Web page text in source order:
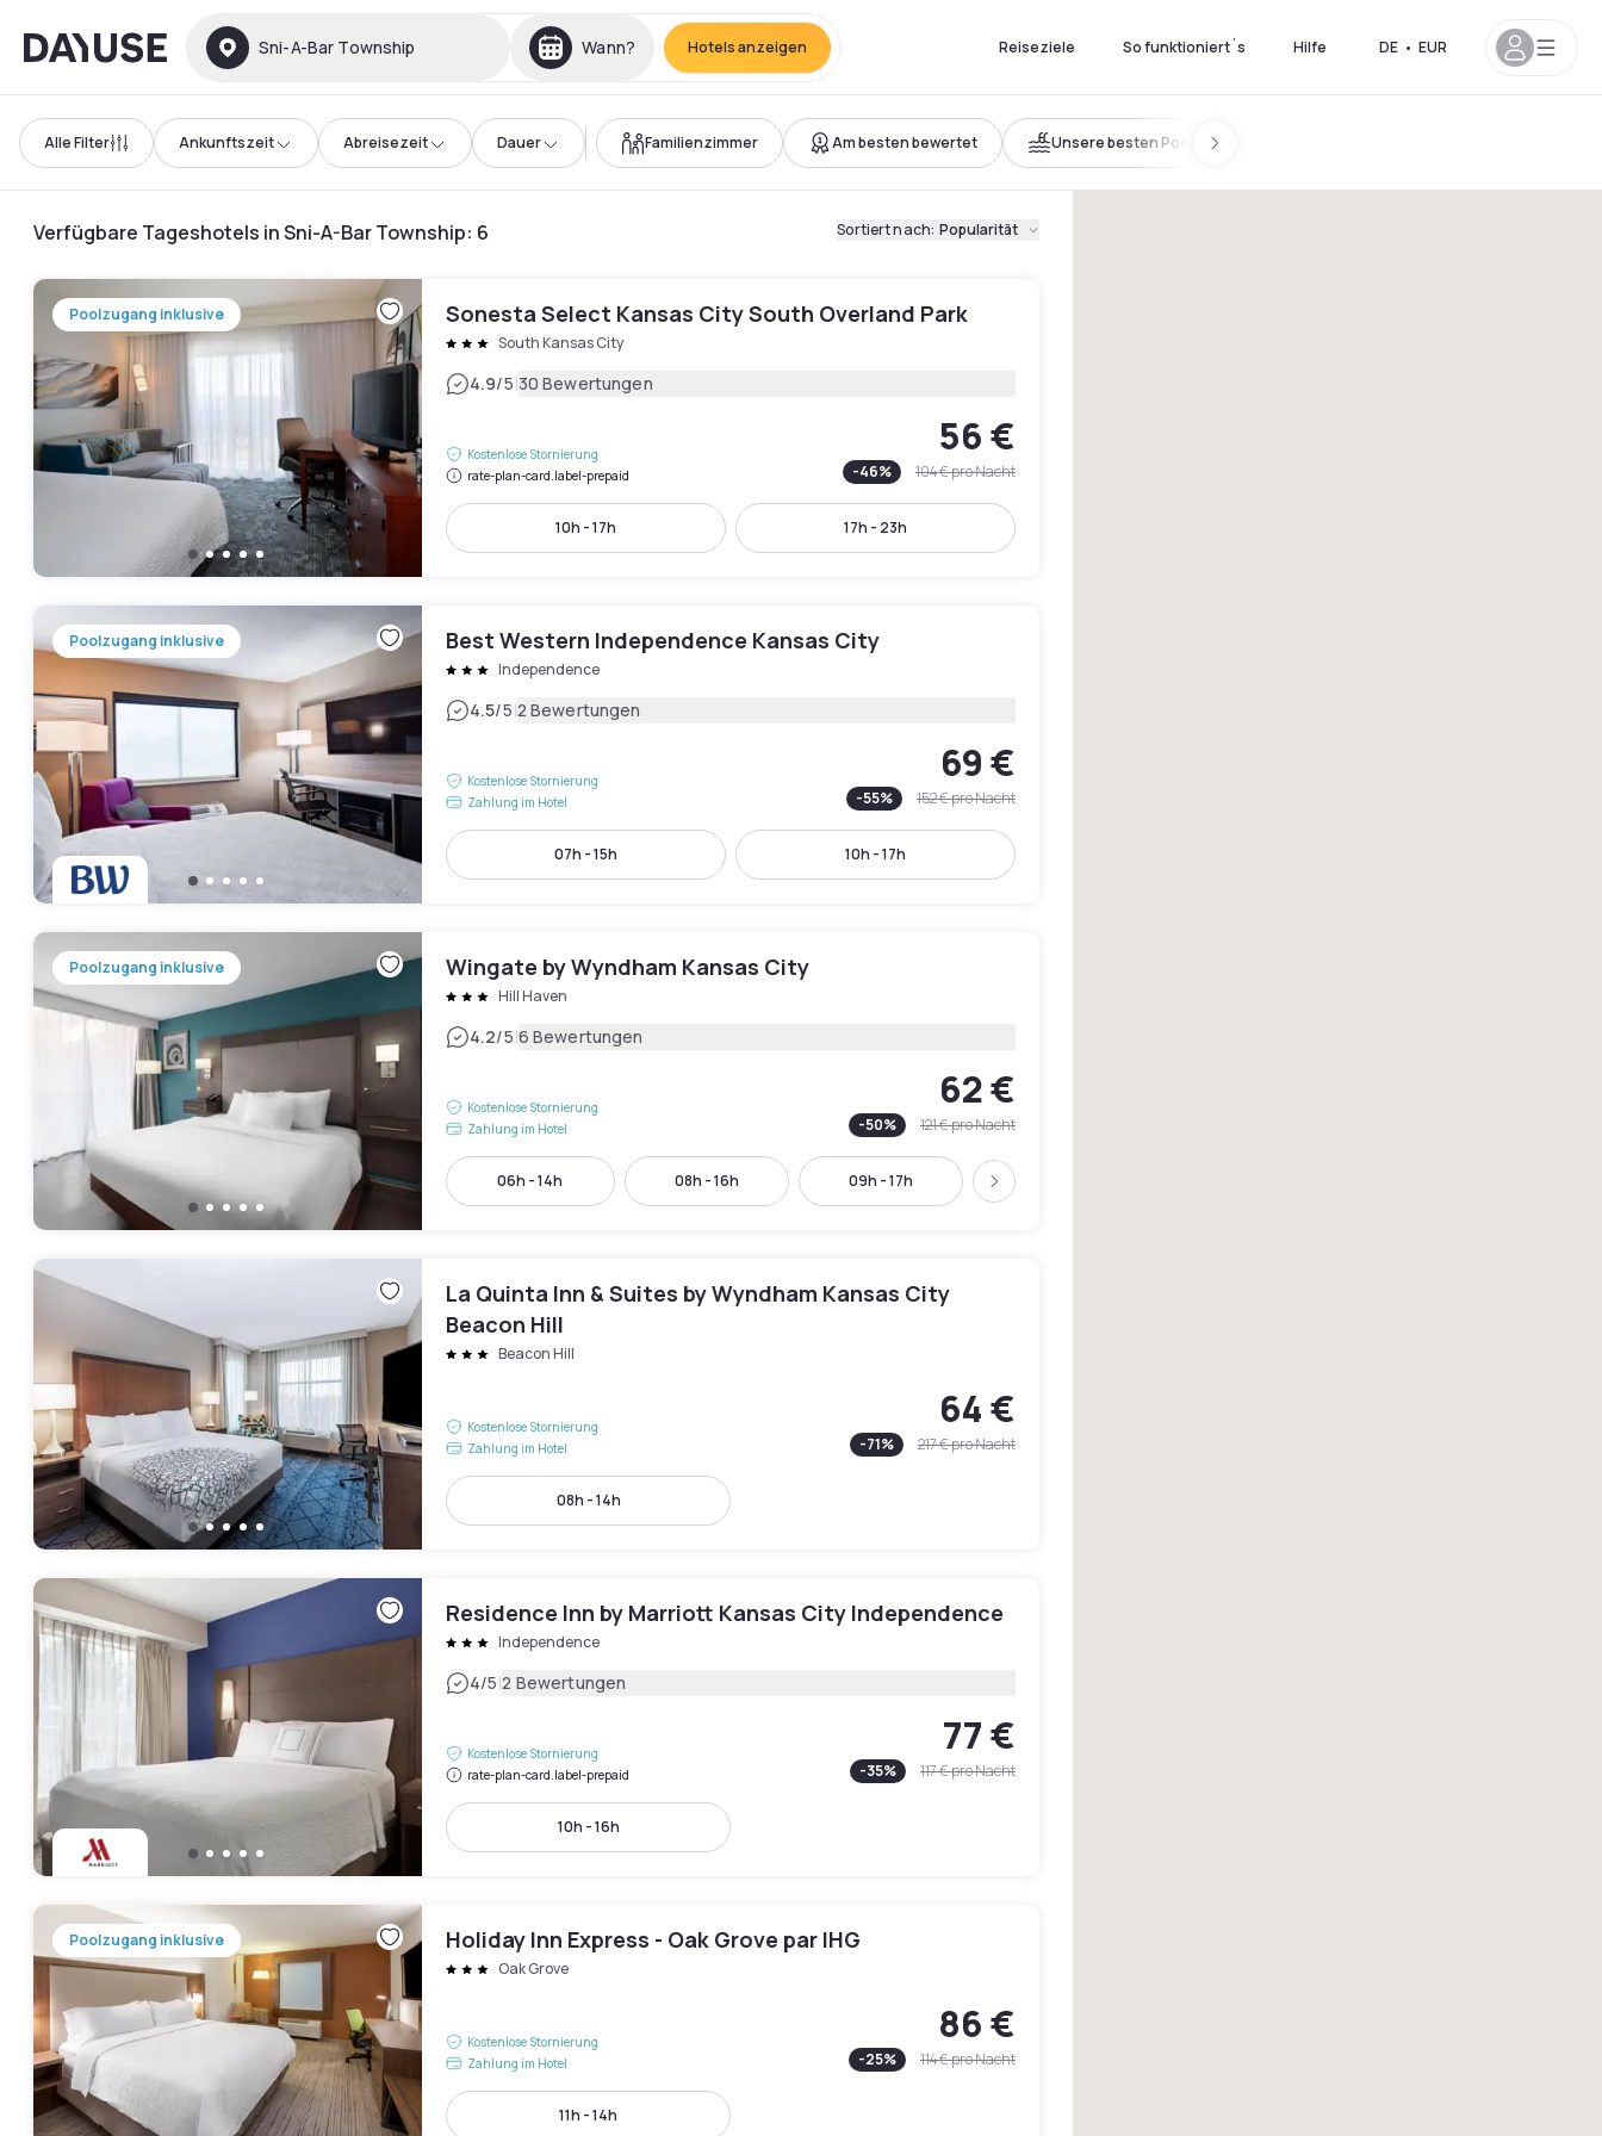
Dayuse Sni-A-Bar Township Wann? Hotels anzeigen Reiseziele So funktioniert´s Hilfe DE • EUR
Alle Filter Ankunftszeit Abreisezeit Dauer Familienzimmer Am besten bewertet Unsere besten Pools
Verfügbare Tageshotels in Sni-A-Bar Township: 6 Sortiert nach: Popularität
Poolzugang inklusive Sonesta Select Kansas City South Overland Park
South Kansas City
4.9/5|30 Bewertungen
Kostenlose Stornierung
rate-plan-card.label-prepaid
56 €
-46% 104 €pro Nacht
10h - 17h 17h - 23h
Poolzugang inklusive Best Western Independence Kansas City
Independence
4.5/5|2 Bewertungen
Kostenlose Stornierung
Zahlung im Hotel
69 €
-55% 152 €pro Nacht
07h - 15h 10h - 17h
Poolzugang inklusive Wingate by Wyndham Kansas City
Hill Haven
4.2/5|6 Bewertungen
Kostenlose Stornierung
Zahlung im Hotel
62 €
-50% 121 €pro Nacht
06h - 14h 08h - 16h 09h - 17h Weiter
La Quinta Inn & Suites by Wyndham Kansas City
Beacon Hill
Beacon Hill
Kostenlose Stornierung
Zahlung im Hotel
64 €
-71% 217 €pro Nacht
08h - 14h
Residence Inn by Marriott Kansas City Independence
Independence
4/5|2 Bewertungen
Kostenlose Stornierung
rate-plan-card.label-prepaid
77 €
-35% 117 €pro Nacht
10h - 16h
Poolzugang inklusive Holiday Inn Express - Oak Grove par IHG
Oak Grove
Kostenlose Stornierung
Zahlung im Hotel
86 €
-25% 114 €pro Nacht
11h - 14h